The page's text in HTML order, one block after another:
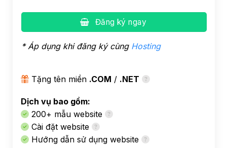
Đăng ký ngay
* Áp dụng khi đăng ký cùng Hosting
Tặng tên miền .COM / .NET
Dịch vụ bao gồm:
200+ mẫu website
Cài đặt website
Hướng dẫn sử dụng website